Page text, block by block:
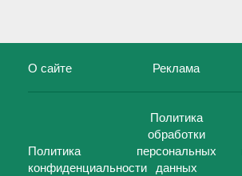
О сайте Реклама
Политика
конфиденциальности
Политика
обработки
персональных
данных